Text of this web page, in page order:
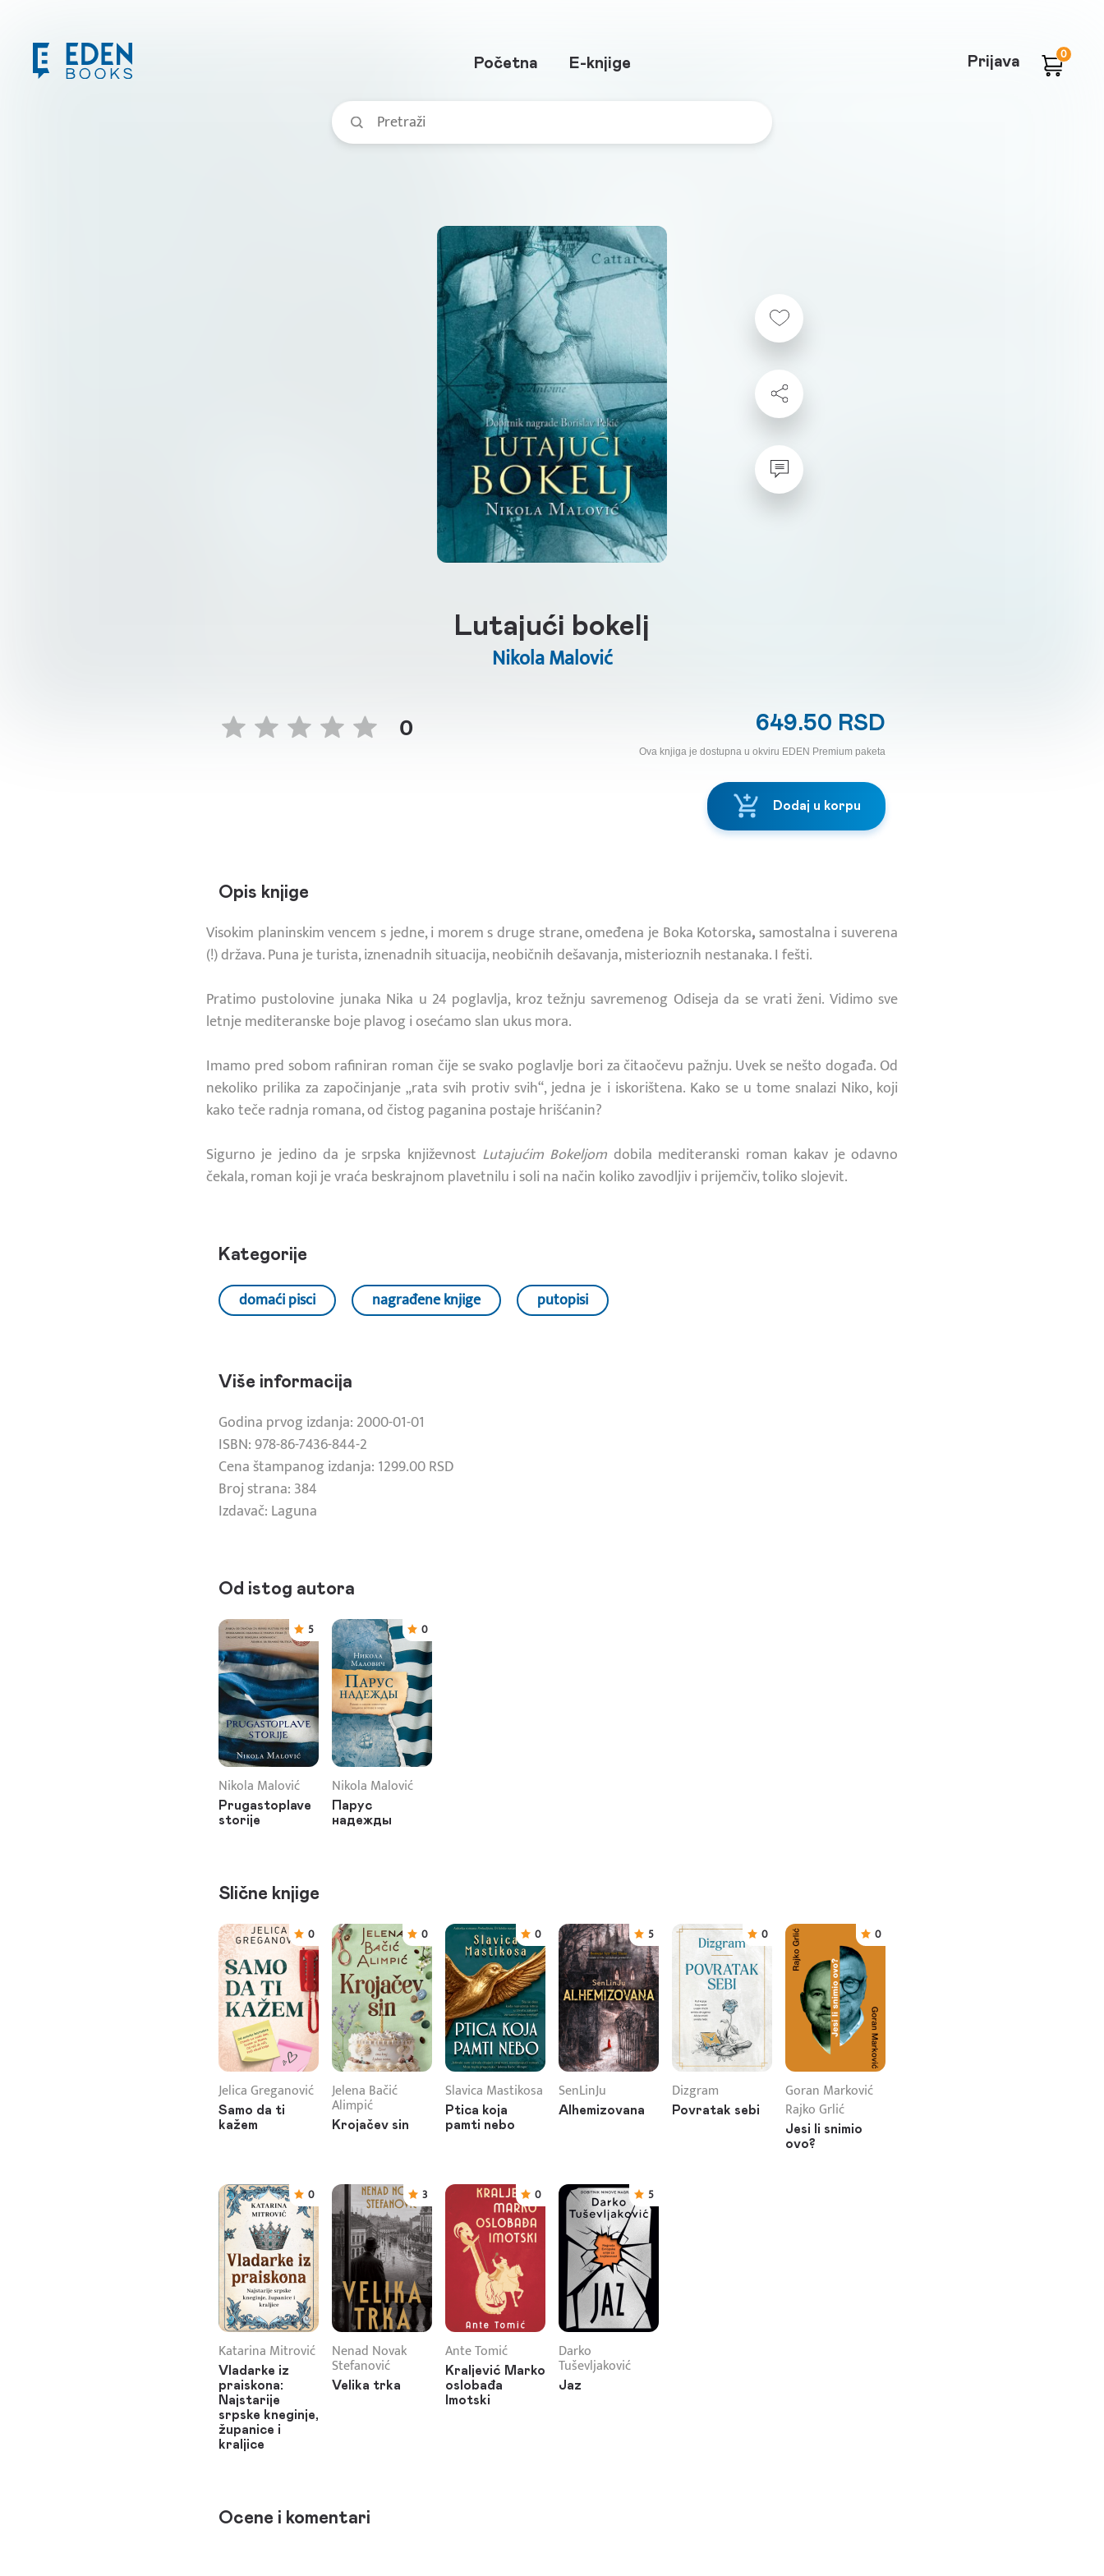
Početna E-knjige Prijava 0
Lutajući bokelj
Nikola Malović
0 649.50 RSD
Ova knjiga je dostupna u okviru EDEN Premium paketa
Dodaj u korpu
Opis knjige
Visokim planinskim vencem s jedne, i morem s druge strane, omeđena je Boka Kotorska,samostalna i suverena
(!) država. Puna je turista, iznenadnih situacija, neobičnih dešavanja, misterioznih nestanaka. I fešti.
Pratimo pustolovine junaka Nika u 24 poglavlja, kroz težnju savremenog Odiseja da se vrati ženi. Vidimo sve
letnje mediteranske boje plavog i osećamo slan ukus mora.
Imamo pred sobom rafiniran roman čije se svako poglavlje bori za čitaočevu pažnju. Uvek se nešto događa. Od
nekoliko prilika za započinjanje „rata svih protiv svih“, jedna je i iskorištena. Kako se u tome snalazi Niko, koji
kako teče radnja romana, od čistog paganina postaje hrišćanin?
Sigurno je jedino da je srpska književnost Lutajućim Bokeljom dobila mediteranski roman kakav je odavno
čekala, roman koji je vraća beskrajnom plavetnilu i soli na način koliko zavodljiv i prijemčiv, toliko slojevit.
Kategorije
domaći pisci nagrađene knjige putopisi
Više informacija
Godina prvog izdanja: 2000-01-01
ISBN: 978-86-7436-844-2
Cena štampanog izdanja: 1299.00 RSD
Broj strana: 384
Izdavač: Laguna
Od istog autora
5
Nikola Malović
Prugastoplave
storije
0
Nikola Malović
Парус
надежды
Slične knjige
0
Jelica Greganović
Samo da ti
kažem
0
Jelena Bačić
Alimpić
Krojačev sin
0
Slavica Mastikosa
Ptica koja
pamti nebo
5
SenLinJu
Alhemizovana
0
Dizgram
Povratak sebi
0
Goran Marković
Rajko Grlić
Jesi li snimio
ovo?
0
Katarina Mitrović
Vladarke iz
praiskona:
Najstarije
srpske kneginje,
županice i
kraljice
3
Nenad Novak
Stefanović
Velika trka
0
Ante Tomić
Kraljević Marko
oslobađa
Imotski
5
Darko
Tuševljaković
Jaz
Ocene i komentari